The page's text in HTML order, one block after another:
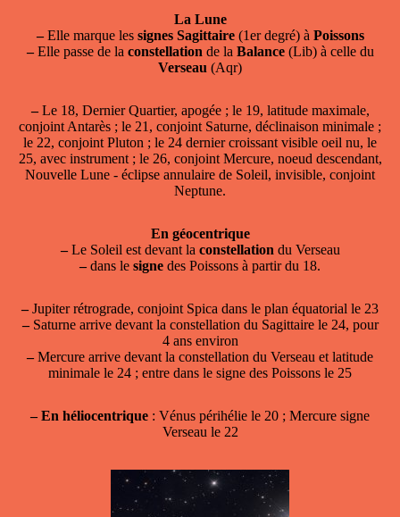
La Lune
–Elle marque les signes Sagittaire(1er degré) à Poissons
–Elle passe de la constellation de la Balance(Lib) à celle du
Verseau (Aqr)
–Le 18, Dernier Quartier, apogée ; le 19, latitude maximale,
conjoint Antarès ; le 21, conjoint Saturne, déclinaison minimale ;
le 22, conjoint Pluton ; le 24 dernier croissant visible oeil nu, le
25, avec instrument ; le 26, conjoint Mercure, noeud descendant,
Nouvelle Lune - éclipse annulaire de Soleil, invisible, conjoint
Neptune.
En géocentrique
–Le Soleil est devant la constellation du Verseau
–dans le signe des Poissons à partir du 18.
–Jupiter rétrograde, conjoint Spica dans le plan équatorial le 23
–Saturne arrive devant la constellation du Sagittaire le 24, pour
4 ans environ
–Mercure arrive devant la constellation du Verseau et latitude
minimale le 24 ; entre dans le signe des Poissons le 25
– En héliocentrique : Vénus périhélie le 20 ; Mercure signe
Verseau le 22